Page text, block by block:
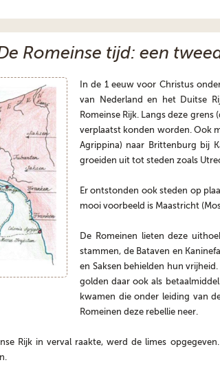
Romeinse tijd: een
In de 1 eeuw voor Christus
van Nederland en het Duitse
Romeinse Rijk. Langs deze
verplaatst konden worden. Ook
Agrippina) naar Brittenburg bij
groeiden uit tot steden zoals
Er ontstonden ook steden op
mooi voorbeeld is Maastricht
De Romeinen lieten deze
stammen, de Bataven en
en Saksen behielden hun
golden daar ook als
kwamen die onder leiding van
Romeinen deze rebellie neer.
Rijk in verval raakte, werd de limes